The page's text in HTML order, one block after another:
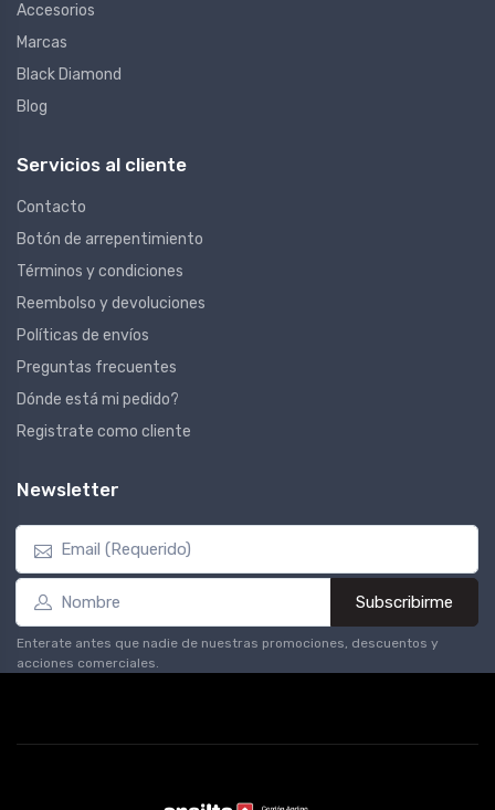
Accesorios
Marcas
Black Diamond
Blog
Servicios al cliente
Contacto
Botón de arrepentimiento
Términos y condiciones
Reembolso y devoluciones
Políticas de envíos
Preguntas frecuentes
Dónde está mi pedido?
Registrate como cliente
Newsletter
Subscribirme
Enterate antes que nadie de nuestras promociones, descuentos y
acciones comerciales.